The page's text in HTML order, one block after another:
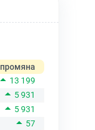
промяна
13 199
5 931
5 931
57